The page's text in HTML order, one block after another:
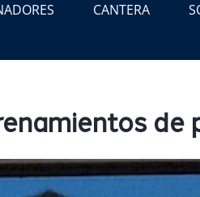
CANTERA
de